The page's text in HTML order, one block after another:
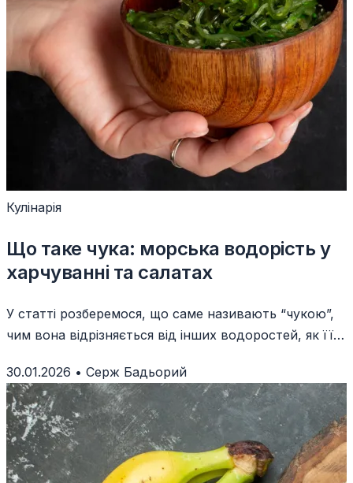
Кулінарія
Що таке чука: морська водорість у
харчуванні та салатах
У статті розберемося, що саме називають “чукою”,
чим вона відрізняється від інших водоростей, як її
30.01.2026 • Серж Бадьорий